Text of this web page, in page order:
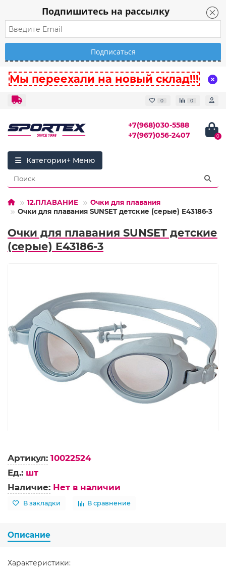
Подпишитесь на рассылку
Мы переехали на новый склад!!!
0 0
+7(968)030-5588
+7(967)056-2407
0
Категории
12.ПЛАВАНИЕ
Очки для плавания
Очки для плавания SUNSET детские (серые) E43186-3
Очки для плавания SUNSET детские
(серые) E43186-3
Артикул: 10022524
Ед.: шт
Наличие: Нет в наличии
В закладки В сравнение
Описание
Характеристики: